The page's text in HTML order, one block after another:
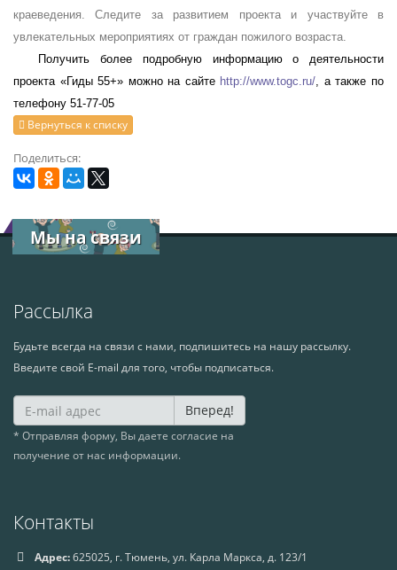
краеведения. Следите за развитием проекта и участвуйте в
увлекательных мероприятиях от граждан пожилого возраста.
Получить более подробную информацию о деятельности
проекта «Гиды 55+» можно на сайте http://www.togc.ru/ , а также по
телефону 51-77-05
Вернуться к списку
Поделиться:
Мы на связи
Рассылка
Будьте всегда на связи с нами, подпишитесь на нашу рассылку.
Введите свой E-mail для того, чтобы подписаться.
Вперед!
* Отправляя форму, Вы даете согласие на
получение от нас информации.
Контакты
Адрес:625025, г. Тюмень, ул. Карла Маркса, д. 123/1